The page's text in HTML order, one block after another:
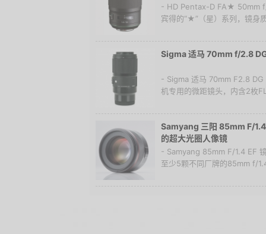
- HD Pentax-D FA★ 50mm
宾得的“★”（星）系列，镜身
Sigma 适马 70mm f/2.8
- Sigma 适马 70mm F2.8
机专用的微距镜头，内含2枚
Samyang 三阳 85mm F/
的超大光圈人像镜
- Samyang 85mm F/1.4 EF
至少5颗不同厂牌的85mm f/